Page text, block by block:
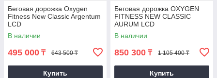
Беговая дорожка Oxygen
Fitness New Classic Argentum
LCD
В наличии
495 000 ₸ 643 500 ₸
Купить
Беговая дорожка OXYGEN
FITNESS NEW CLASSIC
AURUM LCD
В наличии
850 300 ₸ 1 105 400 ₸
Купить